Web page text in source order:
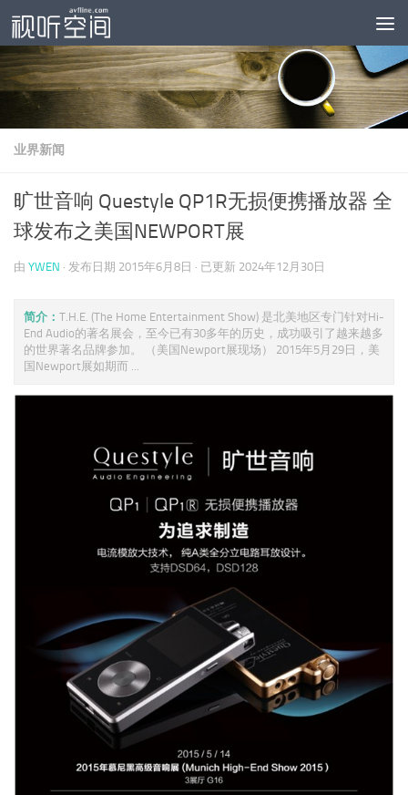
跳至内容
业界新闻
旷世音响 Questyle QP1R无损便携播放器 全
球发布之美国NEWPORT展
由 YWEN · 发布日期 2015年6月8日 · 已更新 2024年12月30日
简介： T.H.E. (The Home Entertainment Show) 是北美地区专门针对Hi-
End Audio的著名展会，至今已有30多年的历史，成功吸引了越来越多
的世界著名品牌参加。 （美国Newport展现场） 2015年5月29日，美
国Newport展如期而 ...